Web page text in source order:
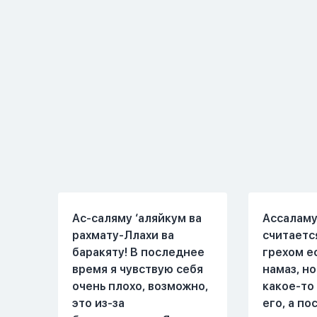
Ас-саляму ‘аляйкум ва
рахмату-Ллахи ва
баракяту! В последнее
время я чувствую себя
очень плохо, возможно,
это из-за
грехом
намаз,
какое-
его, а